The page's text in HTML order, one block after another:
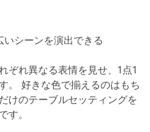
シーンを演出できる
ぞれ異なる表情を見せ、1点1
。 好きな色で揃えるのはもち
けのテーブルセッティングを
す。